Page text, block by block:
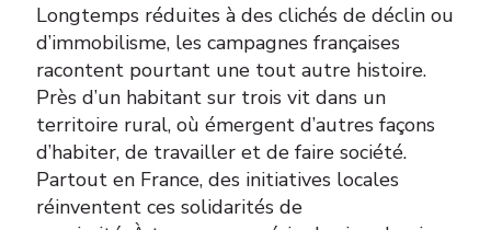
Longtemps réduites à des clichés de déclin ou
d’immobilisme, les campagnes françaises
racontent pourtant une tout autre histoire.
Près d’un habitant sur trois vit dans un
territoire rural, où émergent d’autres façons
d’habiter, de travailler et de faire société.
Partout en France, des initiatives locales
réinventent ces solidarités de